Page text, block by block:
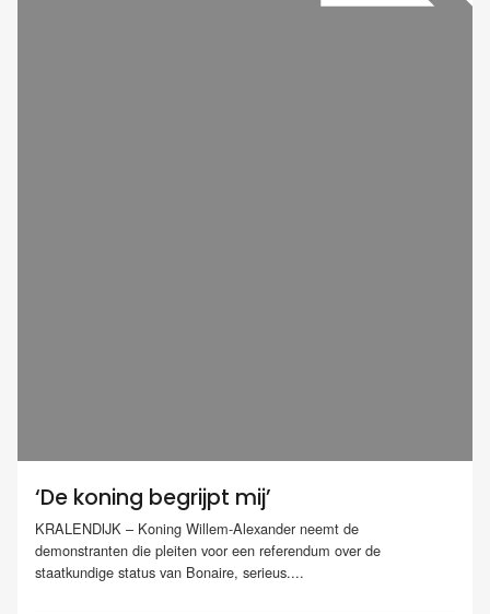
‘De koning begrijpt mij’
KRALENDIJK – Koning Willem-Alexander neemt de
demonstranten die pleiten voor een referendum over de
staatkundige status van Bonaire, serieus....